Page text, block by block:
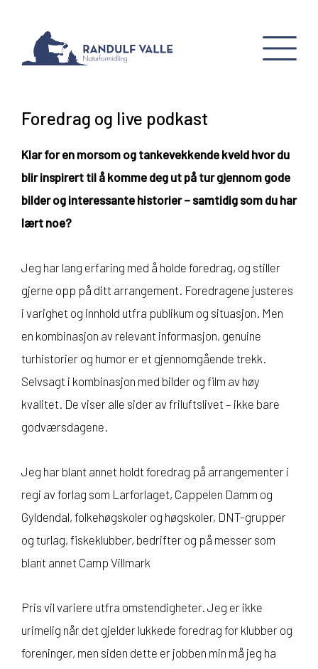
Foredrag og live podkast
Klar for en morsom og tankevekkende kveld hvor du
blir inspirert til å komme deg ut på tur gjennom gode
bilder og interessante historier – samtidig som du har
lært noe?
Jeg har lang erfaring med å holde foredrag, og stiller
gjerne opp på ditt arrangement. Foredragene justeres
i varighet og innhold utfra publikum og situasjon. Men
en kombinasjon av relevant informasjon, genuine
turhistorier og humor er et gjennomgående trekk.
Selvsagt i kombinasjon med bilder og film av høy
kvalitet. De viser alle sider av friluftslivet – ikke bare
godværsdagene.
Jeg har blant annet holdt foredrag på arrangementer i
regi av forlag som Larforlaget, Cappelen Damm og
Gyldendal, folkehøgskoler og høgskoler, DNT-grupper
og turlag, fiskeklubber, bedrifter og på messer som
blant annet Camp Villmark
Pris vil variere utfra omstendigheter. Jeg er ikke
urimelig når det gjelder lukkede foredrag for klubber og
foreninger, men siden dette er jobben min må jeg ha